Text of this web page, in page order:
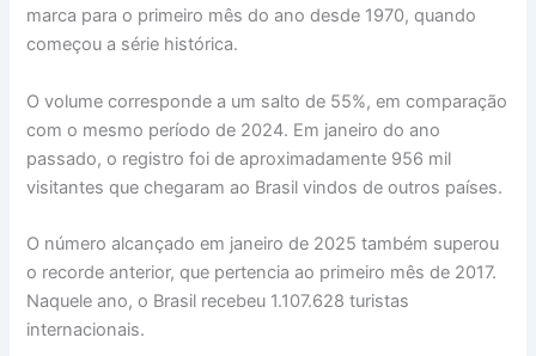
marca para o primeiro mês do ano desde 1970, quando
começou a série histórica.
O volume corresponde a um salto de 55%, em comparação
com o mesmo período de 2024. Em janeiro do ano
passado, o registro foi de aproximadamente 956 mil
visitantes que chegaram ao Brasil vindos de outros países.
O número alcançado em janeiro de 2025 também superou
o recorde anterior, que pertencia ao primeiro mês de 2017.
Naquele ano, o Brasil recebeu 1.107.628 turistas
internacionais.